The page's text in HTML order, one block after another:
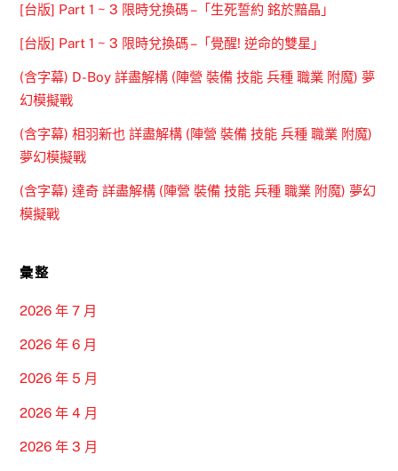
[台版] Part 1 ~ 3 限時兌換碼 –「生死誓約 銘於黯晶」
[台版] Part 1 ~ 3 限時兌換碼 –「覺醒! 逆命的雙星」
(含字幕) D-Boy 詳盡解構 (陣營 裝備 技能 兵種 職業 附魔) 夢
幻模擬戰
(含字幕) 相羽新也 詳盡解構 (陣營 裝備 技能 兵種 職業 附魔)
夢幻模擬戰
(含字幕) 達奇 詳盡解構 (陣營 裝備 技能 兵種 職業 附魔) 夢幻
模擬戰
彙整
2026 年 7 月
2026 年 6 月
2026 年 5 月
2026 年 4 月
2026 年 3 月